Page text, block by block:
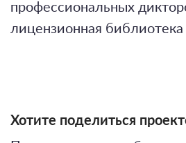
профессиональных
лицензионная
Хотите поделиться